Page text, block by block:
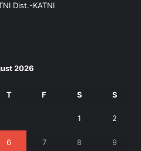
Dist.-KATNI
2026
T F S S
1 2
6 7 8 9